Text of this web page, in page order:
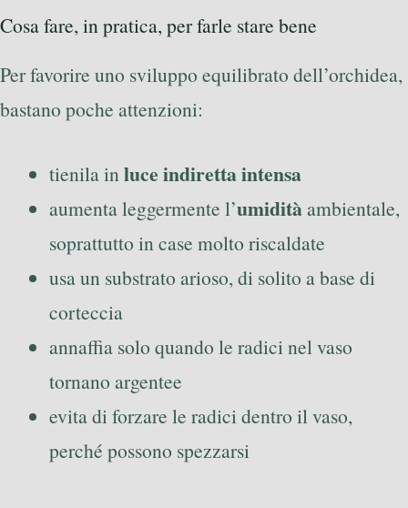
Cosa fare, in pratica, per farle stare bene
Per favorire uno sviluppo equilibrato dell’orchidea,
bastano poche attenzioni:
tienila in luce indiretta intensa
aumenta leggermente l’umiditàambientale,
soprattutto in case molto riscaldate
usa un substrato arioso, di solito a base di
corteccia
annaffia solo quando le radici nel vaso
tornano argentee
evita di forzare le radici dentro il vaso,
perché possono spezzarsi